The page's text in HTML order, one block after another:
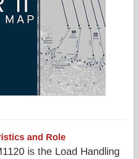
and Role
is the Load Handling